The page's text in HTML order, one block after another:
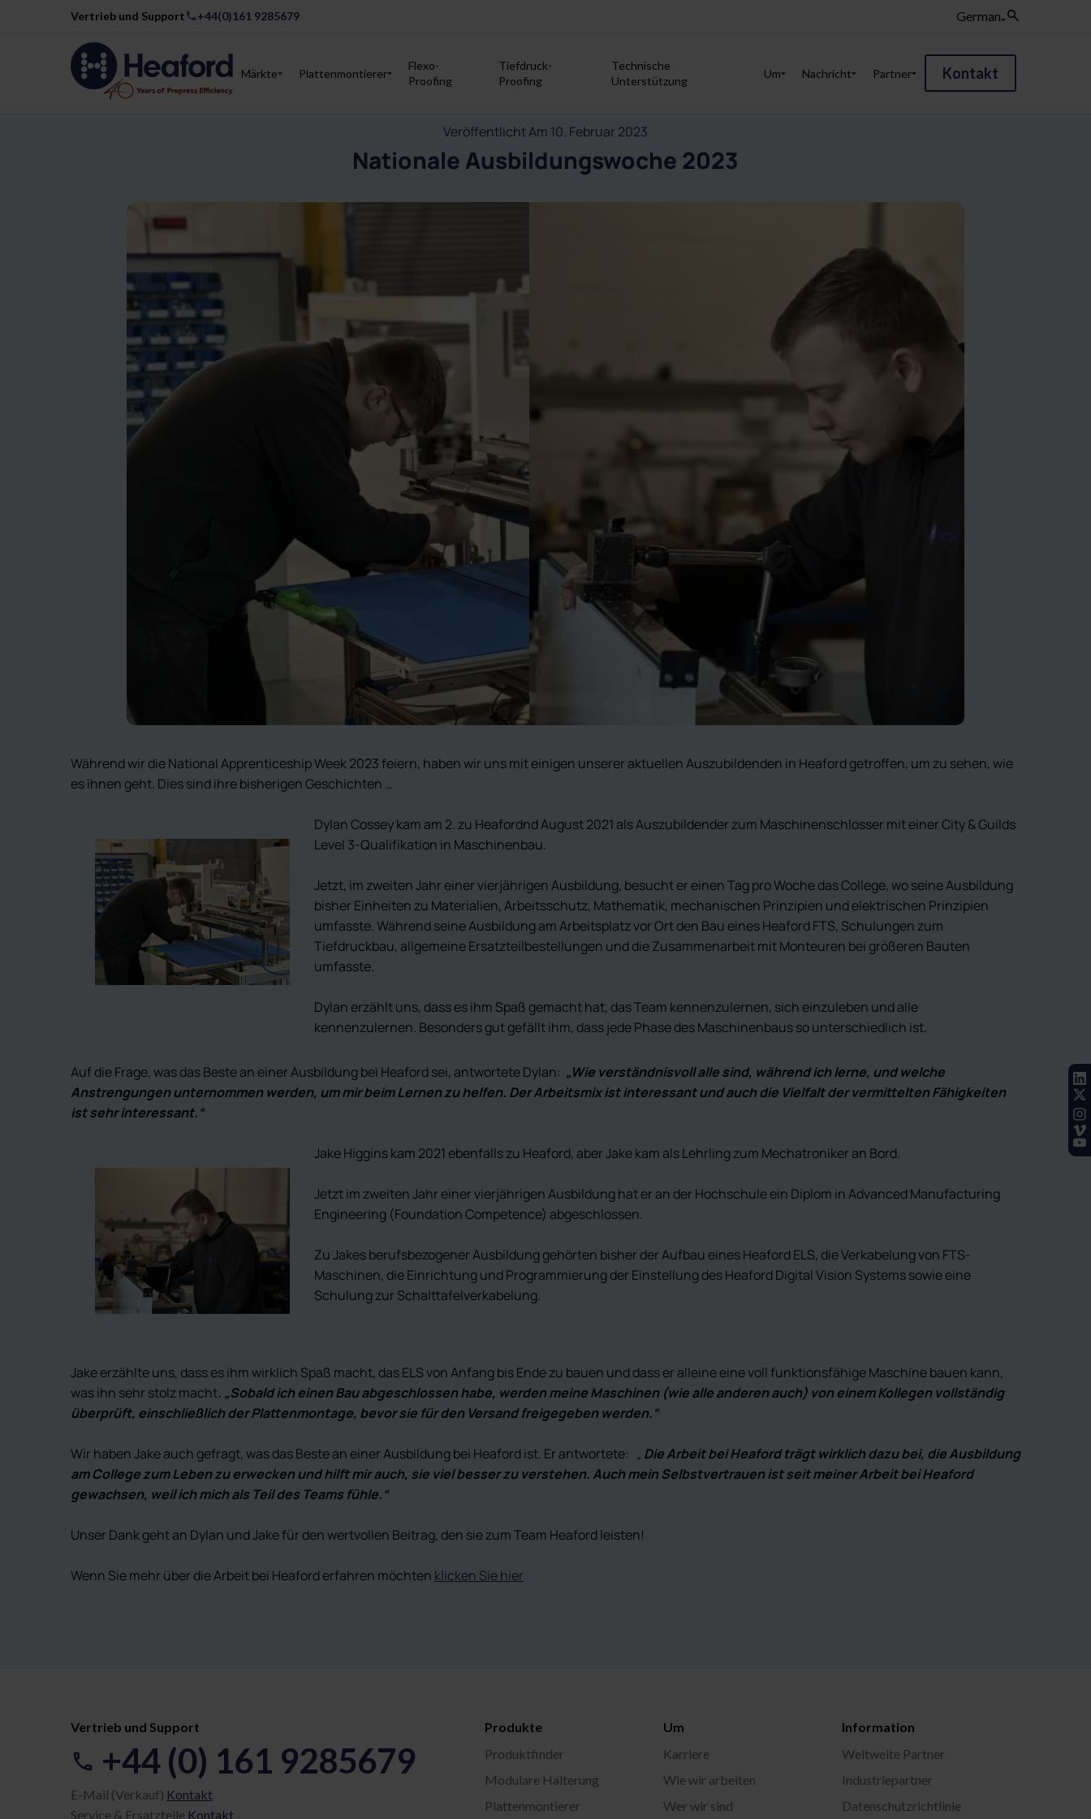
Vertrieb und Support +44(0)161 9285679 German
Märkte Plattenmontierer
Flexo-
Proofing
Tiefdruck-
Proofing
Technische
Unterstützung
Um Nachricht Partner Kontakt
Veröffentlicht Am 10. Februar 2023
Nationale Ausbildungswoche 2023
Während wir die National Apprenticeship Week 2023 feiern, haben wir uns mit einigen unserer aktuellen Auszubildenden in Heaford getroffen, um zu sehen, wie
es ihnen geht. Dies sind ihre bisherigen Geschichten …
Dylan Cossey kam am 2. zu HeafordndAugust 2021 als Auszubildender zum Maschinenschlosser mit einer City & Guilds
Level 3-Qualifikation in Maschinenbau.
Jetzt, im zweiten Jahr einer vierjährigen Ausbildung, besucht er einen Tag pro Woche das College, wo seine Ausbildung
bisher Einheiten zu Materialien, Arbeitsschutz, Mathematik, mechanischen Prinzipien und elektrischen Prinzipien
umfasste. Während seine Ausbildung am Arbeitsplatz vor Ort den Bau eines Heaford FTS, Schulungen zum
Tiefdruckbau, allgemeine Ersatzteilbestellungen und die Zusammenarbeit mit Monteuren bei größeren Bauten
umfasste.
Dylan erzählt uns, dass es ihm Spaß gemacht hat, das Team kennenzulernen, sich einzuleben und alle
kennenzulernen. Besonders gut gefällt ihm, dass jede Phase des Maschinenbaus so unterschiedlich ist.
Auf die Frage, was das Beste an einer Ausbildung bei Heaford sei, antwortete Dylan: „Wie verständnisvoll alle sind, während ich lerne, und welche
Anstrengungen unternommen werden, um mir beim Lernen zu helfen. Der Arbeitsmix ist interessant und auch die Vielfalt der vermittelten Fähigkeiten
ist sehr interessant.“
Jake Higgins kam 2021 ebenfalls zu Heaford, aber Jake kam als Lehrling zum Mechatroniker an Bord.
Jetzt im zweiten Jahr einer vierjährigen Ausbildung hat er an der Hochschule ein Diplom in Advanced Manufacturing
Engineering (Foundation Competence) abgeschlossen.
Zu Jakes berufsbezogener Ausbildung gehörten bisher der Aufbau eines Heaford ELS, die Verkabelung von FTS-
Maschinen, die Einrichtung und Programmierung der Einstellung des Heaford Digital Vision Systems sowie eine
Schulung zur Schalttafelverkabelung.
Jake erzählte uns, dass es ihm wirklich Spaß macht, das ELS von Anfang bis Ende zu bauen und dass er alleine eine voll funktionsfähige Maschine bauen kann,
was ihn sehr stolz macht. „Sobald ich einen Bau abgeschlossen habe, werden meine Maschinen (wie alle anderen auch) von einem Kollegen vollständig
überprüft, einschließlich der Plattenmontage, bevor sie für den Versand freigegeben werden.“
Wir haben Jake auch gefragt, was das Beste an einer Ausbildung bei Heaford ist. Er antwortete: „ Die Arbeit bei Heaford trägt wirklich dazu bei, die Ausbildung
am College zum Leben zu erwecken und hilft mir auch, sie viel besser zu verstehen. Auch mein Selbstvertrauen ist seit meiner Arbeit bei Heaford
gewachsen, weil ich mich als Teil des Teams fühle.“
Unser Dank geht an Dylan und Jake für den wertvollen Beitrag, den sie zum Team Heaford leisten!
Wenn Sie mehr über die Arbeit bei Heaford erfahren möchten klicken Sie hier
Vertrieb und Support
+44 (0) 161 9285679
E-Mail (Verkauf) Kontakt
Service & Ersatzteile Kontakt
Produkte
Produktfinder
Modulare Halterung
Plattenmontierer
Um
Karriere
Wie wir arbeiten
Wer wir sind
Information
Weltweite Partner
Industriepartner
Datenschutzrichtlinie